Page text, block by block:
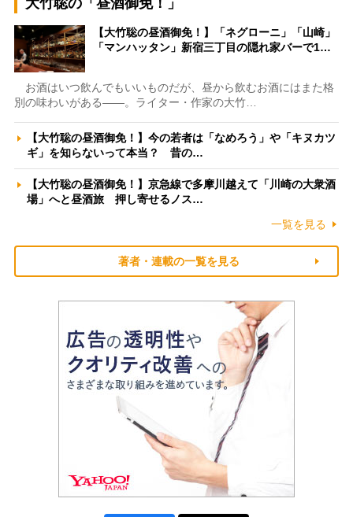
【大竹聡の昼酒御免！】「ネグローニ」「山崎」
「マンハッタン」新宿三丁目の隠れ家バーで1…
お酒はいつ飲んでもいいものだが、昼から飲むお酒にはまた格
別の味わいがある――。ライター・作家の大竹…
【大竹聡の昼酒御免！】今の若者は「なめろう」や「キヌカツ
ギ」を知らないって本当？ 昔の…
【大竹聡の昼酒御免！】京急線で多摩川越えて「川崎の大衆酒
場」へと昼酒旅 押し寄せるノス…
一覧を見る
著者・連載の一覧を見る